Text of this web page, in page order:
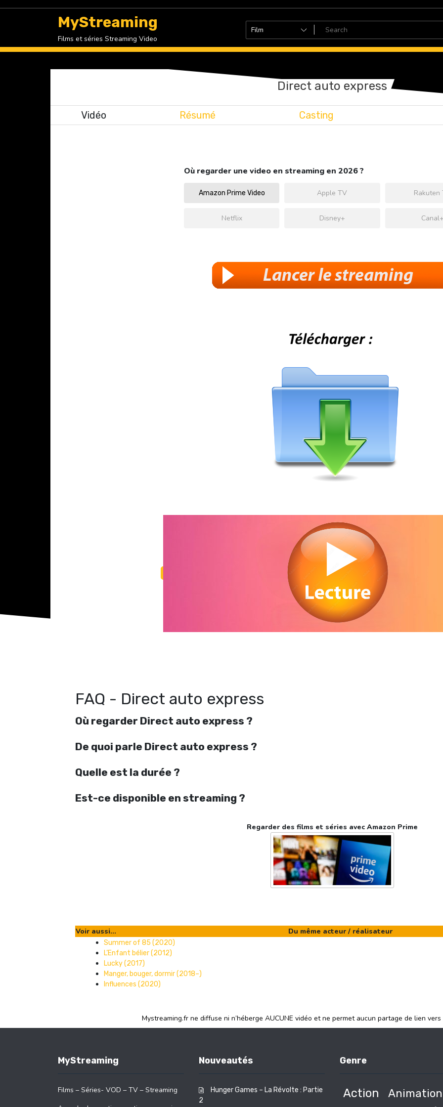
MyStreaming
Films et séries Streaming Video
Direct auto express
Vidéo Résumé Casting
Où regarder une video en streaming en 2026 ?
Amazon Prime Video Apple TV Rakuten
Netflix Disney+
FAQ - Direct auto express
Où regarder Direct auto express ?
De quoi parle Direct auto express ?
Quelle est la durée ?
Est-ce disponible en streaming ?
Regarder des films et séries avec Amazon Prime
Voir aussi... Du même acteur / réalisateur
Summer of 85 (2020)
L’Enfant bélier (2012)
Lucky (2017)
Manger, bouger, dormir (2018–)
Influences (2020)
Mystreaming.fr ne diffuse ni n’héberge AUCUNE vidéo et ne permet aucun partage de lien
MyStreaming
Films – Séries- VOD – TV – Streaming
Nouveautés
Hunger Games – La Révolte : Partie
2
Genre
Action
Animation